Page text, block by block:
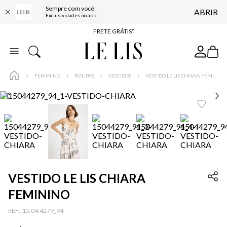
Sempre com você
Exclusividades no app ABRIR
ENTREGA EXPRESSA*
FRETE GRÁTIS*
BAIXE O APP
FEMININO ROUPAS VESTIDOS
VESTIDO LE LIS CHIARA
FEMININO
: 15.04.4279_94